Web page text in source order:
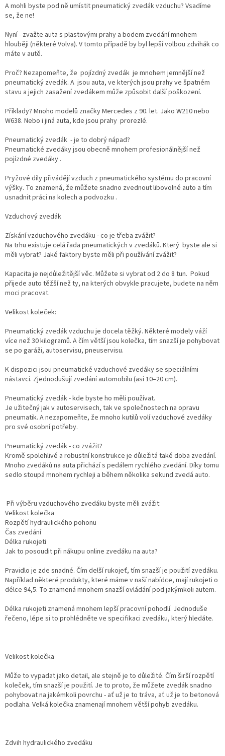
A mohli byste pod ně umístit pneumatický zvedák vzduchu? Vsadíme
se, že ne!
Nyní - zvažte auta s plastovými prahy a bodem zvedání mnohem
hlouběji (některé Volva). V tomto případě by byl lepší volbou zdvihák co
máte v autě.
Proč? Nezapomeňte, že pojízdný zvedák je mnohem jemnější než
pneumatický zvedák. A jsou auta, ve kterých jsou prahy ve špatném
stavu a jejich zasažení zvedákem může způsobit další poškození.
Příklady? Mnoho modelů značky Mercedes z 90. let. Jako W210 nebo
W638. Nebo i jiná auta, kde jsou prahy prorezlé.
Pneumatický zvedák - je to dobrý nápad?
Pneumatické zvedáky jsou obecně mnohem profesionálnější než
pojízdné zvedáky .
Pryžové díly přivádějí vzduch z pneumatického systému do pracovní
výšky. To znamená, že můžete snadno zvednout libovolné auto a tím
usnadnit práci na kolech a podvozku .
Vzduchový zvedák
Získání vzduchového zvedáku - co je třeba zvážit?
Na trhu existuje celá řada pneumatických v zvedáků. Který byste ale si
měli vybrat? Jaké faktory byste měli při používání zvážit?
Kapacita je nejdůležitější věc. Můžete si vybrat od 2 do 8 tun. Pokud
přijede auto těžší než ty, na kterých obvykle pracujete, budete na něm
moci pracovat.
Velikost koleček:
Pneumatický zvedák vzduchu je docela těžký. Některé modely váží
více než 30 kilogramů. A čím větší jsou kolečka, tím snazší je pohybovat
se po garáži, autoservisu, pneuservisu.
K dispozici jsou pneumatické vzduchové zvedáky se speciálními
nástavci. Zjednodušují zvedání automobilu (asi 10–20 cm).
Pneumatický zvedák - kde byste ho měli používat.
Je užitečný jak v autoservisech, tak ve společnostech na opravu
pneumatik. A nezapomeňte, že mnoho kutilů volí vzduchové zvedáky
pro své osobní potřeby.
Pneumatický zvedák - co zvážit?
Kromě spolehlivé a robustní konstrukce je důležitá také doba zvedání.
Mnoho zvedáků na auta přichází s pedálem rychlého zvedání. Díky tomu
sedlo stoupá mnohem rychleji a během několika sekund zvedá auto.
Při výběru vzduchového zvedáku byste měli zvážit:
Velikost kolečka
Rozpětí hydraulického pohonu
Čas zvedání
Délka rukojeti
Jak to posoudit při nákupu online zvedáku na auta?
Pravidlo je zde snadné. Čím delší rukojeť, tím snazší je použití zvedáku.
Například některé produkty, které máme v naší nabídce, mají rukojeti o
délce 94,5. To znamená mnohem snazší ovládání pod jakýmkoli autem.
Délka rukojeti znamená mnohem lepší pracovní pohodlí. Jednoduše
řečeno, lépe si to prohlédněte ve specifikaci zvedáku, který hledáte.
Velikost kolečka
Může to vypadat jako detail, ale stejně je to důležité. Čím širší rozpětí
koleček, tím snazší je použití. Je to proto, že můžete zvedák snadno
pohybovat na jakémkoli povrchu - ať už je to tráva, ať už je to betonová
podlaha. Velká kolečka znamenají mnohem větší pohyb zvedáku.
Zdvih hydraulického zvedáku